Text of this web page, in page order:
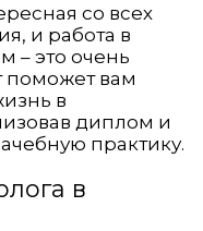
со всех
и работа в
– это очень
поможет вам
в
диплом и
практику.
в